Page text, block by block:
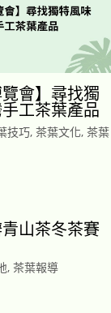
覽會】尋找獨
工茶葉產品
技巧, 茶葉文化, 茶葉
山茶冬茶賽
, 茶葉報導